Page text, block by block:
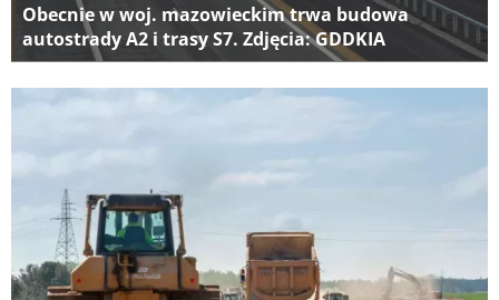
Obecnie w woj. mazowieckim trwa budowa
autostrady A2 i trasy S7. Zdjęcia: GDDKIA